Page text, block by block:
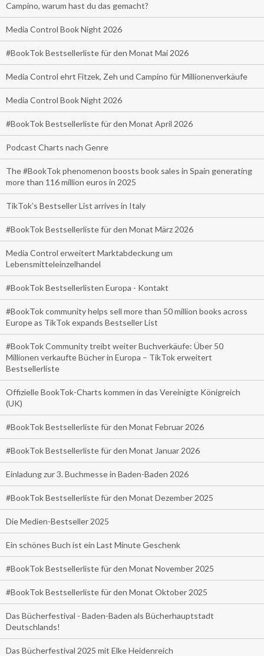
Campino, warum hast du das gemacht?
Media Control Book Night 2026
#BookTok Bestsellerliste für den Monat Mai 2026
Media Control ehrt Fitzek, Zeh und Campino für Millionenverkäufe
Media Control Book Night 2026
#BookTok Bestsellerliste für den Monat April 2026
Podcast Charts nach Genre
The #BookTok phenomenon boosts book sales in Spain generating
more than 116 million euros in 2025
TikTok’s Bestseller List arrives in Italy
#BookTok Bestsellerliste für den Monat März 2026
Media Control erweitert Marktabdeckung um
Lebensmitteleinzelhandel
#BookTok Bestsellerlisten Europa - Kontakt
#BookTok community helps sell more than 50 million books across
Europe as TikTok expands Bestseller List
#BookTok Community treibt weiter Buchverkäufe: Über 50
Millionen verkaufte Bücher in Europa – TikTok erweitert
Bestsellerliste
Offizielle BookTok-Charts kommen in das Vereinigte Königreich
(UK)
#BookTok Bestsellerliste für den Monat Februar 2026
#BookTok Bestsellerliste für den Monat Januar 2026
Einladung zur 3. Buchmesse in Baden-Baden 2026
#BookTok Bestsellerliste für den Monat Dezember 2025
Die Medien-Bestseller 2025
Ein schönes Buch ist ein Last Minute Geschenk
#BookTok Bestsellerliste für den Monat November 2025
#BookTok Bestsellerliste für den Monat Oktober 2025
Das Bücherfestival - Baden-Baden als Bücherhauptstadt
Deutschlands!
Das Bücherfestival 2025 mit Elke Heidenreich